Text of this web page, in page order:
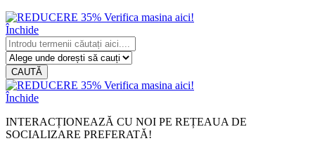
Închide
CAUTĂ
Închide
INTERACȚIONEAZĂ CU NOI PE REȚEAUA DE
SOCIALIZARE PREFERATĂ!